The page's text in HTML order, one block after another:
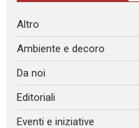
Altro
Ambiente e decoro
Da noi
Editoriali
Eventi e iniziative